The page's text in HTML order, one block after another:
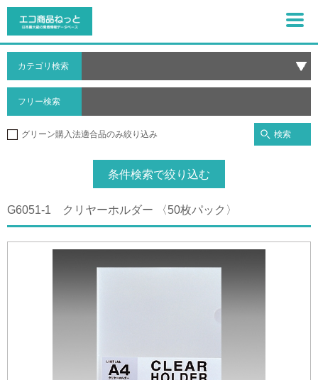
カテゴリ検索
フリー検索
グリーン購入法適合品のみ絞り込み 検索
条件検索で絞り込む
G6051-1 クリヤーホルダー 〈50枚パック〉